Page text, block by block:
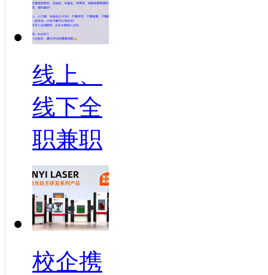
线上、
线下全
职兼职
校企携